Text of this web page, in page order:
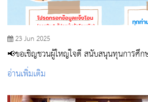
23 Jun 2025
📢ขอเชิญชวนผู้ใหญ่ใจดี สนับสนุนทุนการศึ
อ่านเพิ่มเติม